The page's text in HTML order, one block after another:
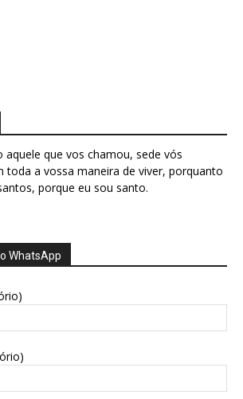
que vos chamou, sede vós
toda a vossa maneira de viver, porquanto
porque eu sou santo.
WhatsApp